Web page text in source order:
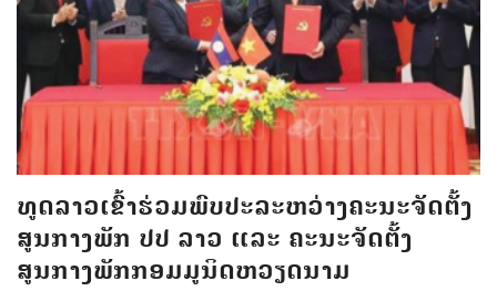
ທູດລາວເຂົ້າຮ່ວມພົບປະລະຫວ່າງຄະນະຈັດຕັ້ງ
ສູນກາງພັກ ປປ ລາວ ແລະ ຄະນະຈັດຕັ້ງ
ສູນກາງພັກກອມມູນິດຫວຽດນາມ